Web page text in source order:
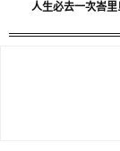
人生必去一次峇